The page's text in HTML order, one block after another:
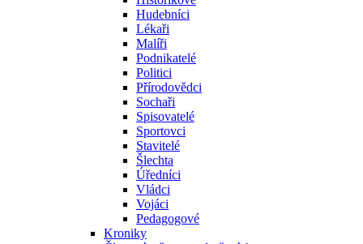
Hudebníci
Lékaři
Malíři
Podnikatelé
Politici
Přírodovědci
Sochaři
Spisovatelé
Sportovci
Stavitelé
Šlechta
Úředníci
Vládci
Vojáci
Pedagogové
Kroniky